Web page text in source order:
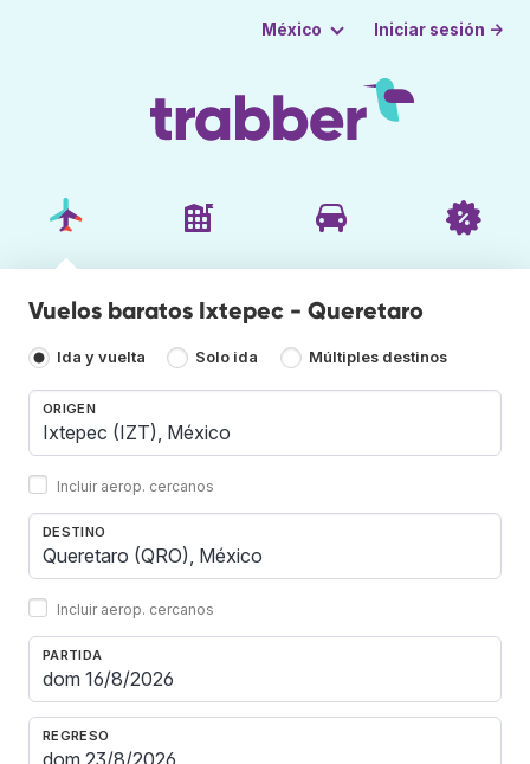
México Iniciar sesión →
Vuelos baratos Ixtepec - Queretaro
Ida y vuelta Solo ida Múltiples destinos
ORIGEN
Incluir aerop. cercanos
DESTINO
Incluir aerop. cercanos
PARTIDA
REGRESO